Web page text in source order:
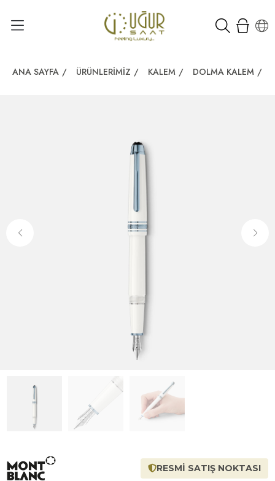
ANA SAYFA / ÜRÜNLERIMIZ / KALEM / DOLMA KALEM /
RESMİ SATIŞ NOKTASI